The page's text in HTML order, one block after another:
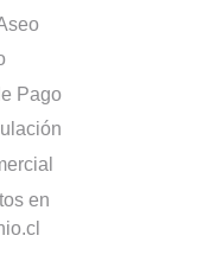
Pago
en